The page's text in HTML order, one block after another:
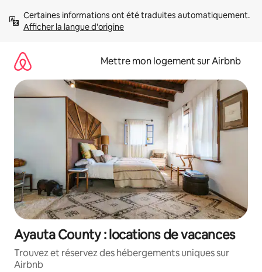
directement
Afficher la langue d'origine
Mettre mon logement sur Airbnb
Ayauta County : locations de vacances
Trouvez et réservez des hébergements uniques sur
Airbnb